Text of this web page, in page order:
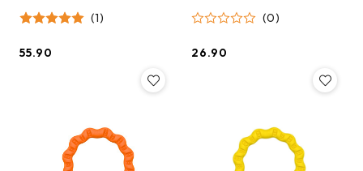
(1)
Cena:
55.90
niebieski (ø 18 cm)
(0)
Cena:
26.90